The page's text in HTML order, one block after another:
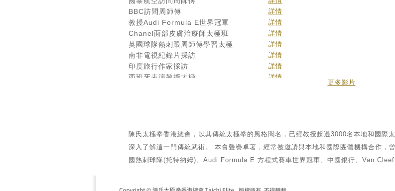
BBC訪問周師傅 詳情
教授Audi Formula E世界冠軍 詳情
Chanel面部皮膚治療師太極班 詳情
英國球隊熱刺跟周師傅學習太極 詳情
南非電視紀錄片採訪 詳情
印度旅行作家採訪 詳情
西班牙表演教授太極 詳情
養生自療太極班 針對性練習
私人太極班 單獨教授 一對一指導課程
公司團體太極班 為員工減壓 改善身體機能
更多影片
陳氏太極拳香港總會，以其傳統太極拳的風格聞名，已經教授超過3000名本地和國際
深入了解這一門傳統武術。 本會聲譽卓著，經常被邀請與本地和國際團體機構合作
國熱刺球隊(托特納姆)、Audi Formula E 方程式賽車世界冠軍、中國銀行、Van